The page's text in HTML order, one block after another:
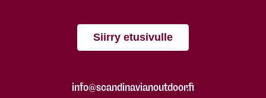
Siirry etusivulle
info@scandinavianoutdoor.fi